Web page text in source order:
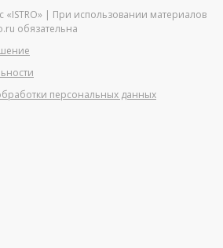
«ISTRO» | При использовании материалов
обязательна
персональных данных